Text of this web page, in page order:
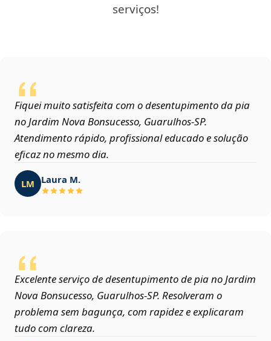
serviços!
Fiquei muito satisfeita com o desentupimento da pia
no Jardim Nova Bonsucesso, Guarulhos‑SP.
Atendimento rápido, profissional educado e solução
eficaz no mesmo dia.
LM Laura M.
Excelente serviço de desentupimento de pia no Jardim
Nova Bonsucesso, Guarulhos‑SP. Resolveram o
problema sem bagunça, com rapidez e explicaram
tudo com clareza.